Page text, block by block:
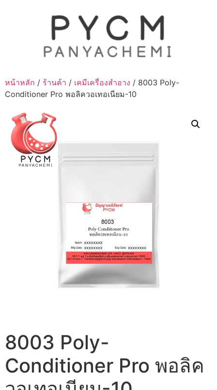
หน้าหลัก / ร้านค้า / เคมีเครื่องสำอาง / 8003 Poly-
Conditioner Pro พอลิควอเทอเนียม-10
8003 Poly-
Conditioner Pro พอลิค